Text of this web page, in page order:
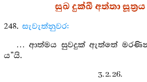
සුඛ දුක්ඛී අත්තා සූත්‍රය
248. සැවැත්නුවර:
… ආත්මය සුවදුක් ඇත්තේ
ය”යි.
3. 2. 26.